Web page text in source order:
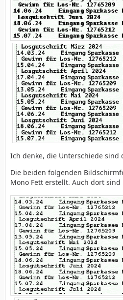
Ich denke, die Unterschiede sind
Die beiden folgenden
Mono Fett erstellt. Auch dort